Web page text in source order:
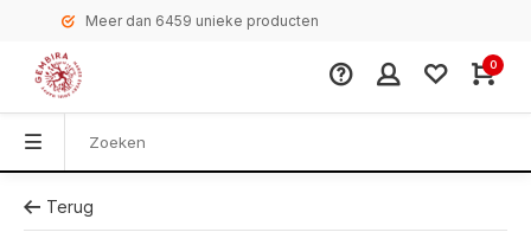
Meer dan 6459 unieke producten
0
Terug